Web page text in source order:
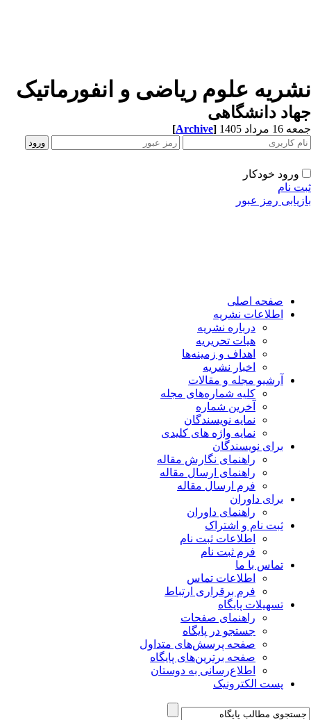
علوم ریاضی و انفورماتیک
دانشگاهی
مرداد 1405 [Archive]
ورود خودکار
نام
رمز عبور
صفحه اصلی
اطلاعات نشریه
درباره نشریه
هیات تحریریه
اهداف و زمینه‌ها
اخبار نشریه
آرشیو مجله و مقالات
کلیه شماره‌های مجله
آخرین شماره
نمایه نویسندگان
نمایه واژه های کلیدی
برای نویسندگان
راهنمای نگارش مقاله
راهنمای ارسال مقاله
فرم ارسال مقاله
برای داوران
راهنمای داوران
ثبت نام و اشتراک
اطلاعات ثبت نام
فرم ثبت نام
تماس با ما
اطلاعات تماس
فرم برقراری ارتباط
تسهیلات پایگاه
راهنمای صفحات
جستجو در پایگاه
صفحه پرسش‌های متداول
صفحه برترین‌های پایگاه
اطلاع‌رسانی به دوستان
پست الکترونیک